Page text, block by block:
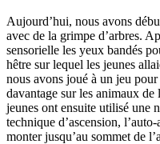
Aujourd’hui, nous avons
avec de la grimpe d’arbres.
sensorielle les yeux bandés
hêtre sur lequel les jeunes
nous avons joué à un jeu
davantage sur les animaux de
jeunes ont ensuite utilisé une
technique d’ascension,
monter jusqu’au sommet de